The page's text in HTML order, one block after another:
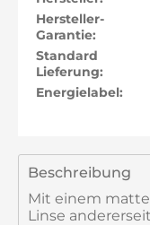
Hersteller-
Garantie:
Standard
Lieferung:
Energielabel:
Beschreibung
Mit einem
Linse